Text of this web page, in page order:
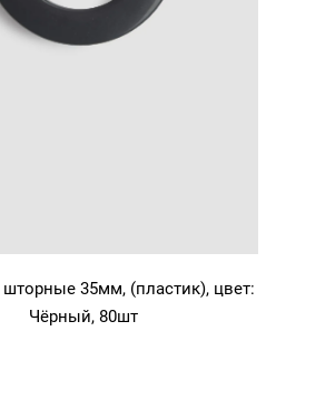
35мм, (пластик), цвет:
Чёрный, 80шт